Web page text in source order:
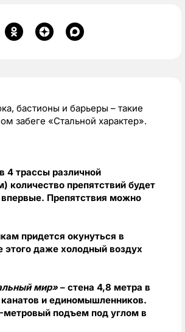
бастионы и барьеры – такие
забеге «Стальной характер».
4 трассы различной
препятствий будет
Препятствия можно
придется окунуться в
этого даже холодный воздух
мир»– стена 4,8 метра в
и единомышленников.
метровый подъем под углом в